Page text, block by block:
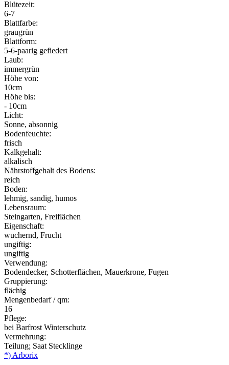
Blütezeit:
6-7
Blattfarbe:
graugrün
Blattform:
5-6-paarig gefiedert
Laub:
immergrün
Höhe von:
10cm
Höhe bis:
- 10cm
Licht:
Sonne, absonnig
Bodenfeuchte:
frisch
Kalkgehalt:
alkalisch
Nährstoffgehalt des Bodens:
reich
Boden:
lehmig, sandig, humos
Lebensraum:
Steingarten, Freiflächen
Eigenschaft:
wuchernd, Frucht
ungiftig:
ungiftig
Verwendung:
Bodendecker, Schotterflächen, Mauerkrone, Fugen
Gruppierung:
flächig
Mengenbedarf / qm:
16
Pflege:
bei Barfrost Winterschutz
Vermehrung:
Teilung; Saat Stecklinge
*) Arborix